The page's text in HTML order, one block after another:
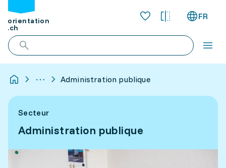
orientation
.ch
FR
Administration publique
Secteur
Administration publique